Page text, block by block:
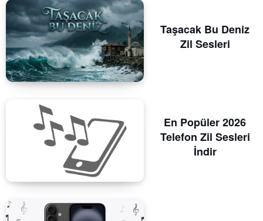
Taşacak Bu Deniz
Zil Sesleri
En Popüler 2026
Telefon Zil Sesleri
İndir